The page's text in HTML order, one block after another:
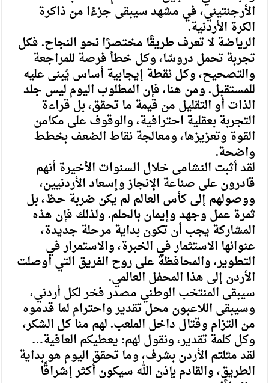
الأرجنتيني، في مشهد سيبقى جزءًا من ذاكرة
الكرة الأردنية.
الرياضة لا تعرف طريقًا مختصرًا نحو النجاح. فكل
تجربة تحمل دروسًا، وكل خطأ فرصة للمراجعة
والتصحيح، وكل نقطة إيجابية أساس يُبنى عليه
للمستقبل. ومن هنا، فإن المطلوب اليوم ليس جلد
الذات أو التقليل من قيمة ما تحقق، بل قراءة
التجربة بعقلية احترافية، والوقوف على مكامن
القوة وتعزيزها، ومعالجة نقاط الضعف بخطط
واضحة.
لقد أثبت النشامى خلال السنوات الأخيرة أنهم
قادرون على صناعة الإنجاز وإسعاد الأردنيين،
ووصولهم إلى كأس العالم لم يكن ضربة حظ، بل
ثمرة عمل وجهد وإيمان بالحلم. ولذلك فإن هذه
المشاركة يجب أن تكون بداية مرحلة جديدة،
عنوانها الاستثمار في الخبرة، والاستمرار في
التطوير، والمحافظة على روح الفريق التي أوصلت
الأردن إلى هذا المحفل العالمي.
سيبقى المنتخب الوطني مصدر فخر لكل أردني،
وسيبقى اللاعبون محل تقدير واحترام لما قدموه
من التزام وقتال داخل الملعب. لهم منا كل الشكر،
وكل كلمة تقدير، ونقول لهم: يعطيكم العافية…
لقد مثلتم الأردن بشرف، وما تحقق اليوم هو بداية
الطريق، والقادم بإذن الله سيكون أكثر إشراقًا